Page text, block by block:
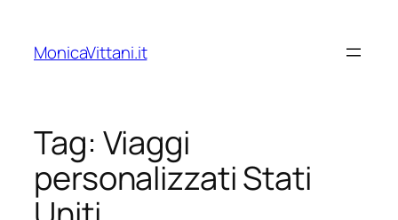
contenuto
MonicaVittani.it
Tag: Viaggi
personalizzati Stati